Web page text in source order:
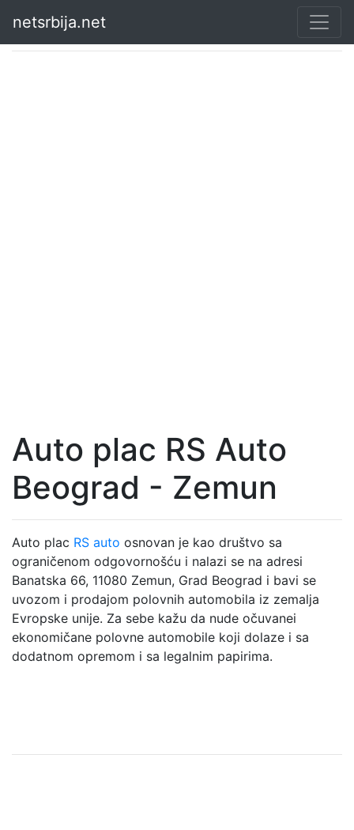
netsrbija.net
Auto plac RS Auto
Beograd - Zemun
Auto plac RS auto osnovan je kao društvo sa
ograničenom odgovornošću i nalazi se na adresi
Banatska 66, 11080 Zemun, Grad Beograd i bavi se
uvozom i prodajom polovnih automobila iz zemalja
Evropske unije. Za sebe kažu da nude očuvanei
ekonomičane polovne automobile koji dolaze i sa
dodatnom opremom i sa legalnim papirima.